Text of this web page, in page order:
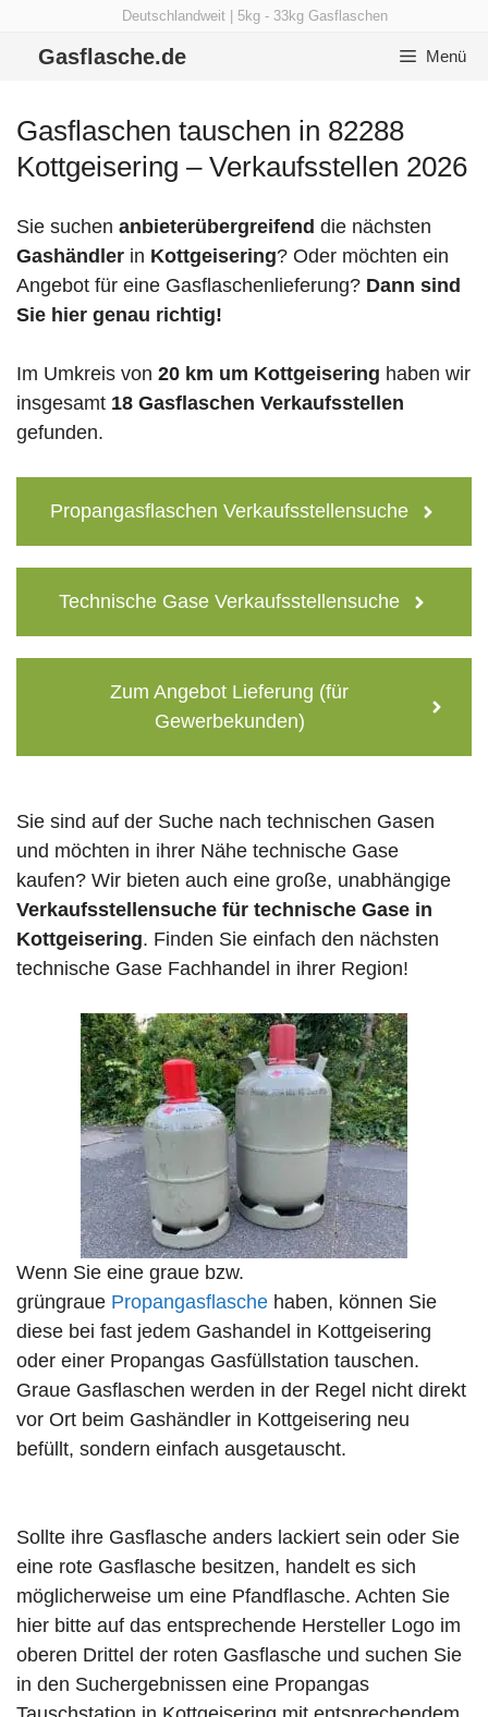
Deutschlandweit | 5kg - 33kg Gasflaschen
Gasflasche.de Menü
Gasflaschen tauschen in 82288
Kottgeisering – Verkaufsstellen 2026
Sie suchen anbieterübergreifend die nächsten
Gashändler in Kottgeisering? Oder möchten ein
Angebot für eine Gasflaschenlieferung? Dann sind
Sie hier genau richtig!
Im Umkreis von 20 km um Kottgeisering haben wir
insgesamt 18 Gasflaschen Verkaufsstellen
gefunden.
Propangasflaschen Verkaufsstellensuche
Technische Gase Verkaufsstellensuche
Zum Angebot Lieferung (für
Gewerbekunden)
Sie sind auf der Suche nach technischen Gasen
und möchten in ihrer Nähe technische Gase
kaufen? Wir bieten auch eine große, unabhängige
Verkaufsstellensuche für technische Gase in
Kottgeisering. Finden Sie einfach den nächsten
technische Gase Fachhandel in ihrer Region!
Wenn Sie eine graue bzw.
grüngraue Propangasflasche haben, können Sie
diese bei fast jedem Gashandel in Kottgeisering
oder einer Propangas Gasfüllstation tauschen.
Graue Gasflaschen werden in der Regel nicht direkt
vor Ort beim Gashändler in Kottgeisering neu
befüllt, sondern einfach ausgetauscht.
Sollte ihre Gasflasche anders lackiert sein oder Sie
eine rote Gasflasche besitzen, handelt es sich
möglicherweise um eine Pfandflasche. Achten Sie
hier bitte auf das entsprechende Hersteller Logo im
oberen Drittel der roten Gasflasche und suchen Sie
in den Suchergebnissen eine Propangas